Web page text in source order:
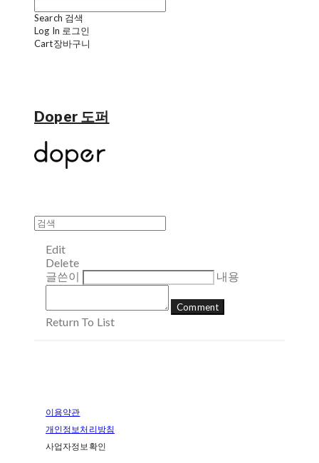
Search 검색
Log In 로그인
Cart장바구니
Doper 도퍼
Edit
Delete
글쓴이
내용
Comment
Return To List
이용약관
개인정보처리방침
사업자정보확인